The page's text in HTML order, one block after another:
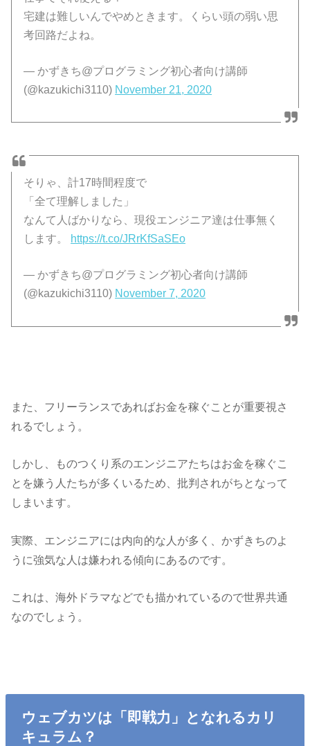
宅建は難しいんでやめときます。くらい頭の弱い思
考回路だよね。
— かずきち@プログラミング初心者向け講師
(@kazukichi3110) November 21, 2020
そりゃ、計17時間程度で
「全て理解しました」
なんて人ばかりなら、現役エンジニア達は仕事無く
します。
https://t.co/JRrKfSaSEo
— かずきち@プログラミング初心者向け講師
(@kazukichi3110) November 7, 2020
また、フリーランスであればお金を稼ぐことが重要視さ
れるでしょう。
しかし、ものつくり系のエンジニアたちはお金を稼ぐこ
とを嫌う人たちが多くいるため、批判されがちとなって
しまいます。
実際、エンジニアには内向的な人が多く、かずきちのよ
うに強気な人は嫌われる傾向にあるのです。
これは、海外ドラマなどでも描かれているので世界共通
なのでしょう。
ウェブカツは「即戦力」となれるカリ
キュラム？